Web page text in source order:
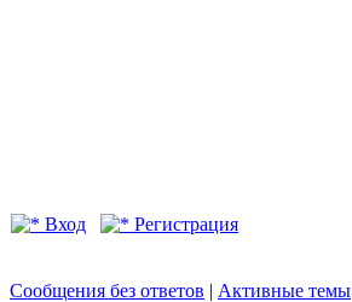
Вход Регистрация
Сообщения без ответов | Активные темы